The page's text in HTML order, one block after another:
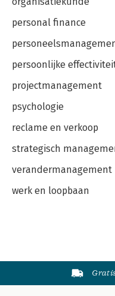
personal finance
persoonlijke
projectmanagement
psychologie
reclame en verkoop
strategisch
verandermanagement
werk en loopbaan